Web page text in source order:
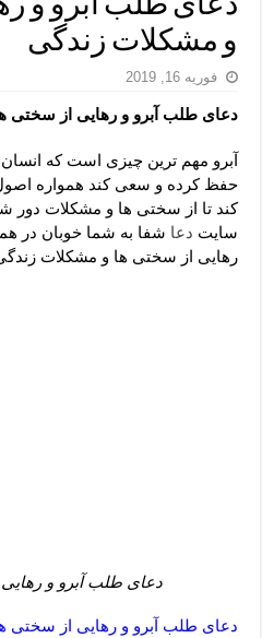
مهم ترین اذکار الهی و فضیلت
دعا برای ترس بچه ها در خواب –
نماز حاجت برای کار گشایی- دعای
لا حول ولا قوة الا بالله برای چشم
دعای قوی رفع ترس – دعای مجرب
دعا برای پولدار شدن در یک روز –
و مشکلات زندگی
فوریه 16, 2019
دعای طلب آبرو و رهایی از سختی
آبرو مهم ترین چیزی است که
حفظ کرده و سعی کند همواره
کند تا از سختی ها و مشکلات دور
سایت دعا شفا به شما خوبان در
رهایی از سختی ها و مشکلات
دعای طلب آبرو و
دعای طلب آبرو و رهایی از سختی